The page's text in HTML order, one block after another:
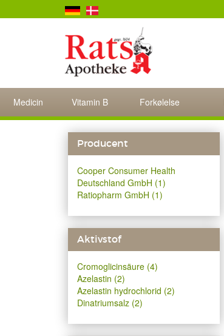
Medicin Vitamin B Forkølelse
Producent
Cooper Consumer Health
Deutschland GmbH (1)
Ratiopharm GmbH (1)
Aktivstof
Cromoglicinsäure (4)
Azelastin (2)
Azelastin hydrochlorid (2)
Dinatriumsalz (2)